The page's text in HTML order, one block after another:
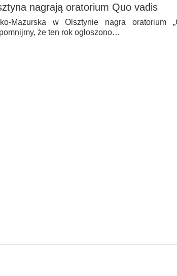
nagrają oratorium Quo vadis
Mazurska w Olsztynie nagra oratorium
że ten rok ogłoszono…